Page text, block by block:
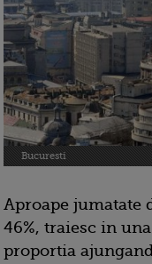
Bucuresti
Aproape jumatate
46%, traiesc in
proportia